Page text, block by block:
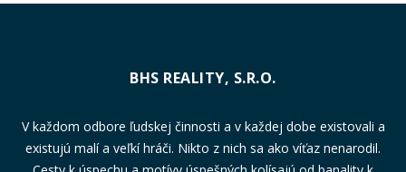
BHS REALITY, S.R.O.
V každom odbore ľudskej činnosti a v každej dobe existovali a
existujú malí a veľkí hráči. Nikto z nich sa ako víťaz nenarodil.